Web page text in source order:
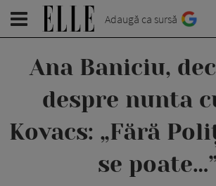
Adaugă ca sursă
Ana Baniciu,
despre nunta
Kovacs: „Fără
se